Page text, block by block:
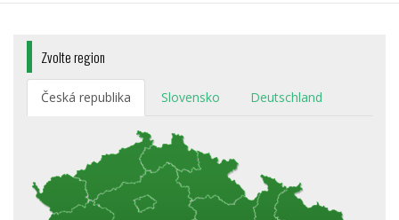
Zvolte region
Česká republika Slovensko Deutschland